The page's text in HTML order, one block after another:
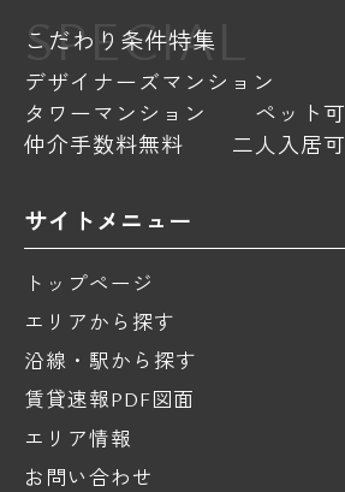
SPECIAL
こだわり条件特集
デザイナーズマンション
タワーマンション
ペット可
仲介手数料無料
二人入居可
サイトメニュー
トップページ
エリアから探す
沿線・駅から探す
賃貸速報PDF図面
エリア情報
お問い合わせ